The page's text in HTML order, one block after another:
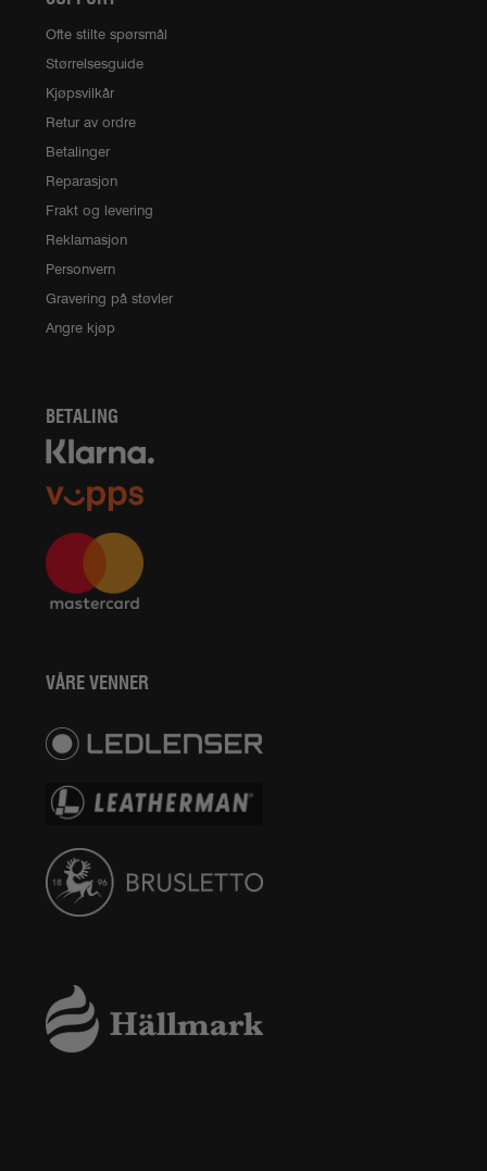
Ofte stilte spørsmål
Størrelsesguide
Kjøpsvilkår
Retur av ordre
Betalinger
Reparasjon
Frakt og levering
Reklamasjon
Personvern
Gravering på støvler
Angre kjøp
BETALING
VÅRE VENNER